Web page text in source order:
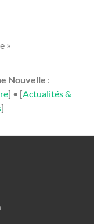
»
Nouvelle :
] • [Actualités &
]